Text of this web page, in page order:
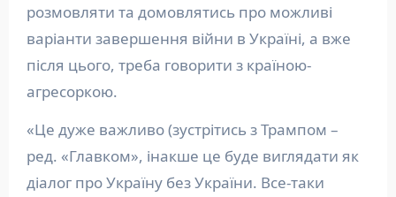
розмовляти та домовлятись про можливі
варіанти завершення війни в Україні, а вже
після цього, треба говорити з країною-
агресоркою.
«Це дуже важливо (зустрітись з Трампом –
ред. «Главком», інакше це буде виглядати як
діалог про Україну без України. Все-таки